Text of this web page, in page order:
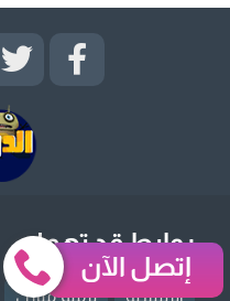
روابط قد تهمك
الرئيسية ترميم منازل
إتصل الآن